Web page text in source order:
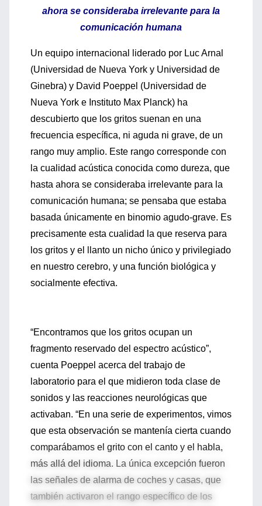
ahora se consideraba irrelevante para la
comunicación humana
Un equipo internacional liderado por Luc Arnal
(Universidad de Nueva York y Universidad de
Ginebra) y David Poeppel (Universidad de
Nueva York e Instituto Max Planck) ha
descubierto que los gritos suenan en una
frecuencia específica, ni aguda ni grave, de un
rango muy amplio. Este rango corresponde con
la cualidad acústica conocida como dureza, que
hasta ahora se consideraba irrelevante para la
comunicación humana; se pensaba que estaba
basada únicamente en binomio agudo-grave. Es
precisamente esta cualidad la que reserva para
los gritos y el llanto un nicho único y privilegiado
en nuestro cerebro, y una función biológica y
socialmente efectiva.
“Encontramos que los gritos ocupan un
fragmento reservado del espectro acústico”,
cuenta Poeppel acerca del trabajo de
laboratorio para el que midieron toda clase de
sonidos y las reacciones neurológicas que
activaban. “En una serie de experimentos, vimos
que esta observación se mantenía cierta cuando
comparábamos el grito con el canto y el habla,
más allá del idioma. La única excepción fueron
las señales de alarma de coches y casas, que
también activaron el rango específico de los